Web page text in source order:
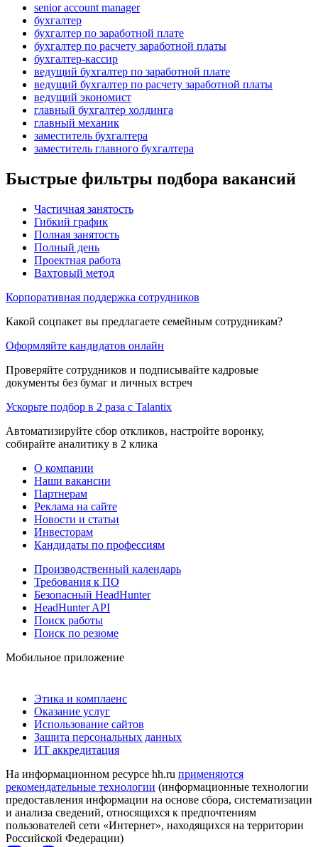
senior account manager
бухгалтер
бухгалтер по заработной плате
бухгалтер по расчету заработной платы
бухгалтер-кассир
ведущий бухгалтер по заработной плате
ведущий бухгалтер по расчету заработной платы
ведущий экономист
главный бухгалтер холдинга
главный механик
заместитель бухгалтера
заместитель главного бухгалтера
Быстрые фильтры подбора вакансий
Частичная занятость
Гибкий график
Полная занятость
Полный день
Проектная работа
Вахтовый метод
Корпоративная поддержка сотрудников
Какой соцпакет вы предлагаете семейным сотрудникам?
Оформляйте кандидатов онлайн
Проверяйте сотрудников и подписывайте кадровые
документы без бумаг и личных встреч
Ускорьте подбор в 2 раза с Talantix
Автоматизируйте сбор откликов, настройте воронку,
собирайте аналитику в 2 клика
О компании
Наши вакансии
Партнерам
Реклама на сайте
Новости и статьи
Инвесторам
Кандидаты по профессиям
Производственный календарь
Требования к ПО
Безопасный HeadHunter
HeadHunter API
Поиск работы
Поиск по резюме
Мобильное приложение
Этика и комплаенс
Оказание услуг
Использование сайтов
Защита персональных данных
ИТ аккредитация
На информационном ресурсе hh.ru применяются
рекомендательные технологии (информационные технологии
предоставления информации на основе сбора, систематизации
и анализа сведений, относящихся к предпочтениям
пользователей сети «Интернет», находящихся на территории
Российской Федерации)